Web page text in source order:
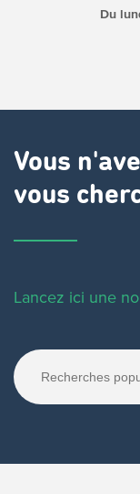
Du
Vous
vous
Lancez ici une